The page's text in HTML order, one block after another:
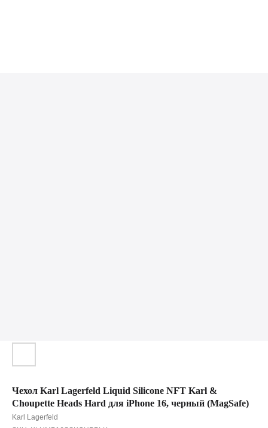
Чехол Karl Lagerfeld Liquid Silicone NFT Karl &
Choupette Heads Hard для iPhone 16, черный (MagSafe)
Karl Lagerfeld